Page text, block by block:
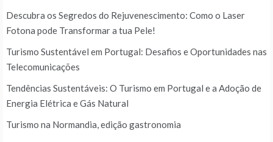
Descubra os Segredos do Rejuvenescimento: Como o Laser
Fotona pode Transformar a tua Pele!
Turismo Sustentável em Portugal: Desafios e Oportunidades nas
Telecomunicações
Tendências Sustentáveis: O Turismo em Portugal e a Adoção de
Energia Elétrica e Gás Natural
Turismo na Normandia, edição gastronomia